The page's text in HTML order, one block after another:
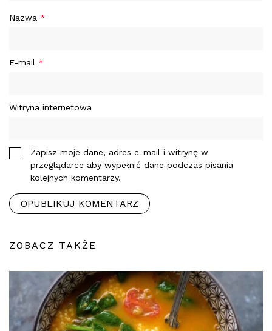
Nazwa *
E-mail *
Witryna internetowa
Zapisz moje dane, adres e-mail i witrynę w
przeglądarce aby wypełnić dane podczas pisania
kolejnych komentarzy.
ZOBACZ TAKŻE